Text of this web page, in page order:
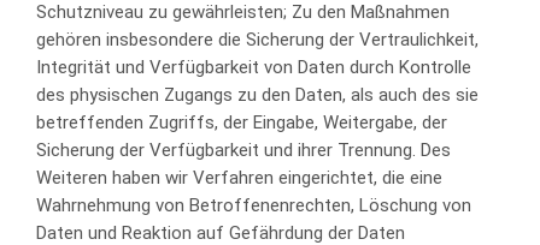
Schutzniveau zu gewährleisten; Zu den Maßnahmen
gehören insbesondere die Sicherung der Vertraulichkeit,
Integrität und Verfügbarkeit von Daten durch Kontrolle
des physischen Zugangs zu den Daten, als auch des sie
betreffenden Zugriffs, der Eingabe, Weitergabe, der
Sicherung der Verfügbarkeit und ihrer Trennung. Des
Weiteren haben wir Verfahren eingerichtet, die eine
Wahrnehmung von Betroffenenrechten, Löschung von
Daten und Reaktion auf Gefährdung der Daten